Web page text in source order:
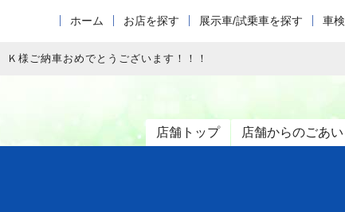
ホーム お店を探す 展示車/試乗車を探す 車
Ｋ様ご納車おめでとうございます！！！
店舗トップ 店舗からのごあ